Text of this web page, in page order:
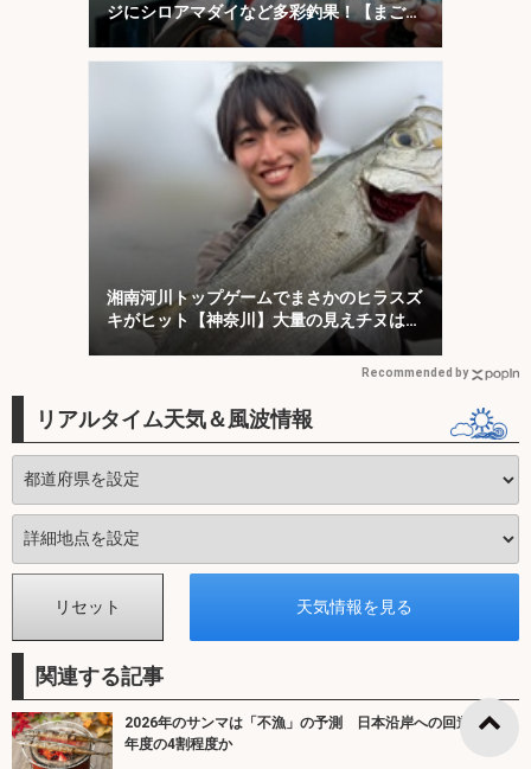
ジにシロアマダイなど多彩釣果！【まごう
の丸】
湘南河川トップゲームでまさかのヒラスズ
キがヒット【神奈川】大量の見えチヌは意
Recommended by
リアルタイム天気＆風波情報
関連する記事
2026年のサンマは「不漁」の予測 日本沿岸への回遊は昨
年度の4割程度か